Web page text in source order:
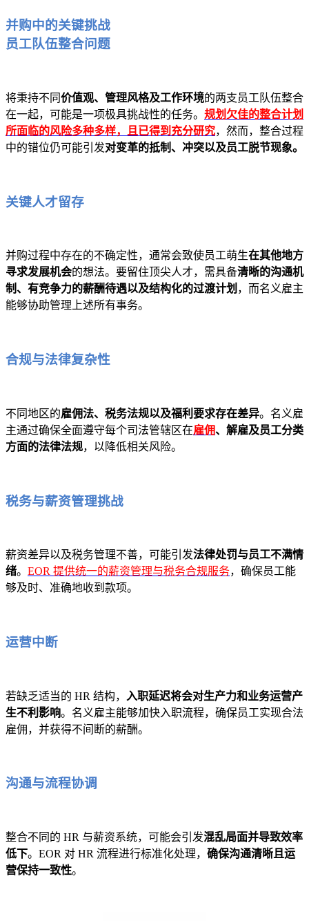
并购中的关键挑战
员工队伍整合问题
将秉持不同价值观、管理风格及工作环境的两支员工队伍整合
在一起，可能是一项极具挑战性的任务。 规划欠佳的整合计划
所面临的风险多种多样，且已得到充分研究，然而，整合过程
中的错位仍可能引发对变革的抵制、冲突以及员工脱节现象。
关键人才留存
并购过程中存在的不确定性，通常会致使员工萌生在其他地方
寻求发展机会的想法。要留住顶尖人才，需具备清晰的沟通机
制、有竞争力的薪酬待遇以及结构化的过渡计划 ，而名义雇主
能够协助管理上述所有事务。
合规与法律复杂性
不同地区的雇佣法、税务法规以及福利要求存在差异。名义雇
主通过确保全面遵守每个司法管辖区在雇佣、解雇及员工分类
方面的法律法规，以降低相关风险。
税务与薪资管理挑战
薪资差异以及税务管理不善，可能引发法律处罚与员工不满情
绪。 EOR 提供统一的薪资管理与税务合规服务，确保员工能
够及时、准确地收到款项。
运营中断
若缺乏适当的 HR 结构，
入职延迟将会对生产力和业务运营产
生不利影响。名义雇主能够加快入职流程，确保员工实现合法
雇佣，并获得不间断的薪酬。
沟通与流程协调
整合不同的 HR 与薪资系统，可能会引发混乱局面并导致效率
低下。EOR 对 HR 流程进行标准化处理， 确保沟通清晰且运
营保持一致性。